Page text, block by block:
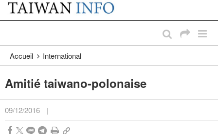
Passer au contenu principal
:::
Accueil International
Amitié taiwano-polonaise
09/12/2016 |